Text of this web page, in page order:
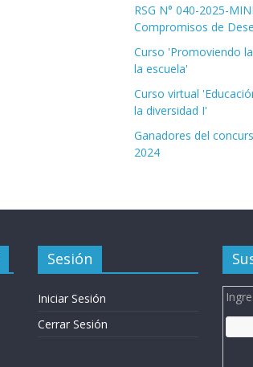
RSG N° 040-2025-
Compromisos de
Curso 'Promoviendo
la escuela'
Curso virtual
la diversidad I'
Ganadores del
2024
Sesión
Iniciar Sesión
Cerrar Sesión